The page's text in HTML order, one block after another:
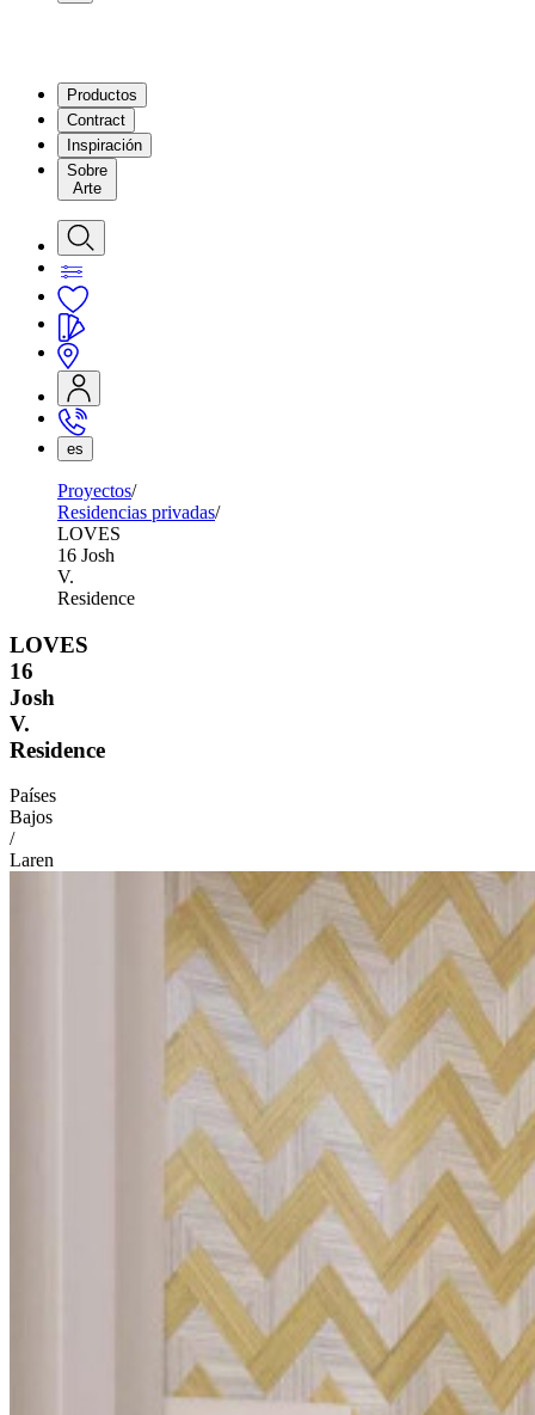
Productos
Contract
Inspiración
Sobre
Arte
es
Proyectos
Residencias privadas
LOVES
16 Josh
V.
Residence
LOVES
16
Josh
V.
Residence
Países
Bajos
/
Laren